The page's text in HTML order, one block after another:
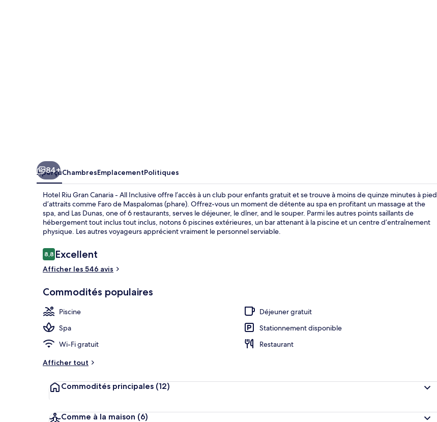
84+
AperçuChambresEmplacementPolitiques
Hotel Riu Gran Canaria - All Inclusive offre l’accès à un club pour enfants gratuit et se trouve à moins de quinze minutes à pied
d’attraits comme Faro de Maspalomas (phare). Offrez-vous un moment de détente au spa en profitant un massage at the
spa, and Las Dunas, one of 6 restaurants, serves le déjeuner, le dîner, and le souper. Parmi les autres points saillants de
hébergement tout inclus tout inclus, notons 6 piscines extérieures, un bar attenant à la piscine et un centre d’entraînement
physique. Les autres voyageurs apprécient vraiment le personnel serviable.
Avis
8,88,8 sur 10 –
Excellent
Afficher les 546 avis
Commodités populaires
Piscine
Déjeuner gratuit
Spa
Stationnement disponible
Wi-Fi gratuit
Restaurant
Afficher tout
Commodités principales (12)
Comme à la maison (6)